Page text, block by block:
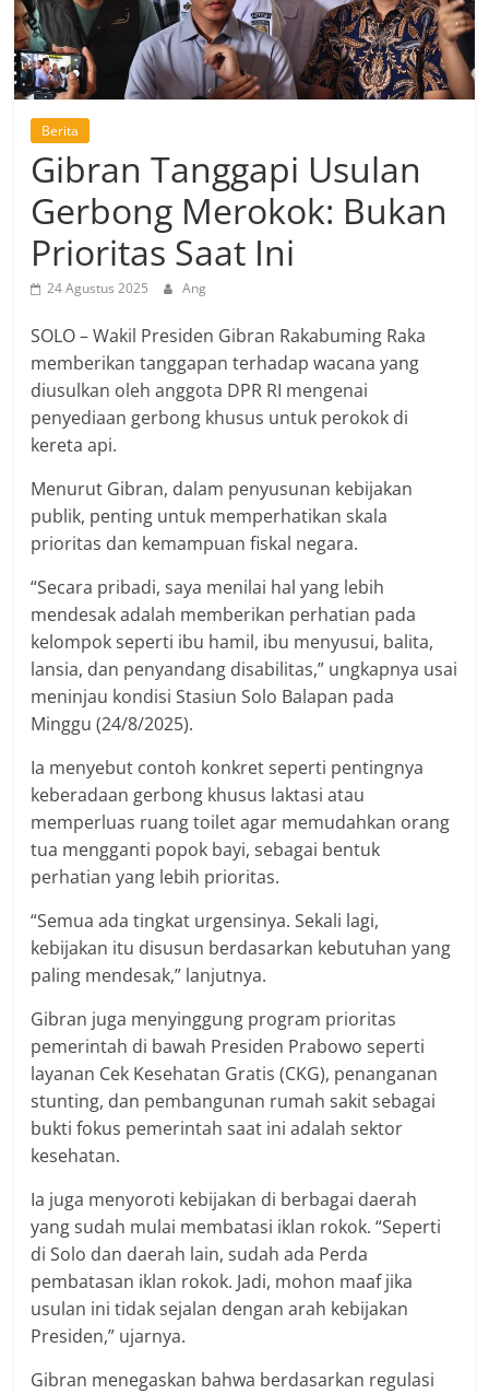
Berita
Gibran Tanggapi Usulan
Gerbong Merokok: Bukan
Prioritas Saat Ini
24 Agustus 2025 Ang
SOLO – Wakil Presiden Gibran Rakabuming Raka
memberikan tanggapan terhadap wacana yang
diusulkan oleh anggota DPR RI mengenai
penyediaan gerbong khusus untuk perokok di
kereta api.
Menurut Gibran, dalam penyusunan kebijakan
publik, penting untuk memperhatikan skala
prioritas dan kemampuan fiskal negara.
“Secara pribadi, saya menilai hal yang lebih
mendesak adalah memberikan perhatian pada
kelompok seperti ibu hamil, ibu menyusui, balita,
lansia, dan penyandang disabilitas,” ungkapnya usai
meninjau kondisi Stasiun Solo Balapan pada
Minggu (24/8/2025).
Ia menyebut contoh konkret seperti pentingnya
keberadaan gerbong khusus laktasi atau
memperluas ruang toilet agar memudahkan orang
tua mengganti popok bayi, sebagai bentuk
perhatian yang lebih prioritas.
“Semua ada tingkat urgensinya. Sekali lagi,
kebijakan itu disusun berdasarkan kebutuhan yang
paling mendesak,” lanjutnya.
Gibran juga menyinggung program prioritas
pemerintah di bawah Presiden Prabowo seperti
layanan Cek Kesehatan Gratis (CKG), penanganan
stunting, dan pembangunan rumah sakit sebagai
bukti fokus pemerintah saat ini adalah sektor
kesehatan.
Ia juga menyoroti kebijakan di berbagai daerah
yang sudah mulai membatasi iklan rokok. “Seperti
di Solo dan daerah lain, sudah ada Perda
pembatasan iklan rokok. Jadi, mohon maaf jika
usulan ini tidak sejalan dengan arah kebijakan
Presiden,” ujarnya.
Gibran menegaskan bahwa berdasarkan regulasi